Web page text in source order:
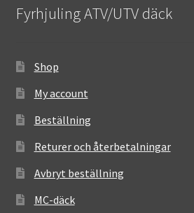
Fyrhjuling ATV/UTV däck
Shop
My account
Beställning
Returer och återbetalningar
Avbryt beställning
MC-däck